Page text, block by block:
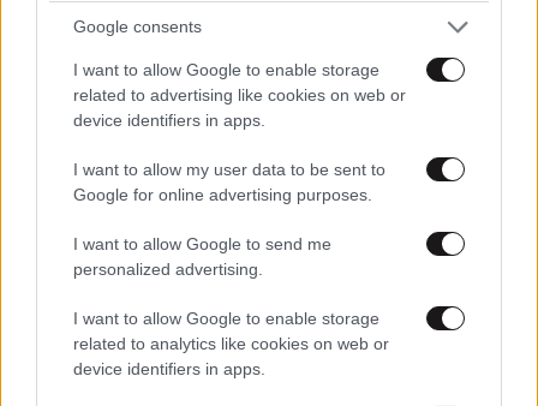
Google consents
I want to allow Google to enable storage
related to advertising like cookies on web or
device identifiers in apps.
I want to allow my user data to be sent to
Google for online advertising purposes.
I want to allow Google to send me
personalized advertising.
I want to allow Google to enable storage
related to analytics like cookies on web or
device identifiers in apps.
Μαρίας Καρυστιανού έχουν περάσει από σαράντα
έλεγα ότι βρίσκεται σε ήρεμα νερά. Εκεί που δεν
αντάλλαζαν ματιές κατά το παρελθόν, την
προηγούμενη εβδομάδα στη Λάρισα ήρθαν πιο
κοντά. Και μίλησαν, από όσο είμαι σε θέση να
γνωρίζω, και η πρόεδρος της Πλεύσης Ελευθερίας